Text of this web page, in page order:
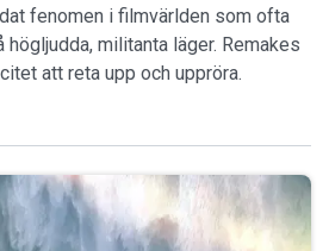
fenomen i filmvärlden som ofta
militanta läger. Remakes
att reta upp och uppröra.